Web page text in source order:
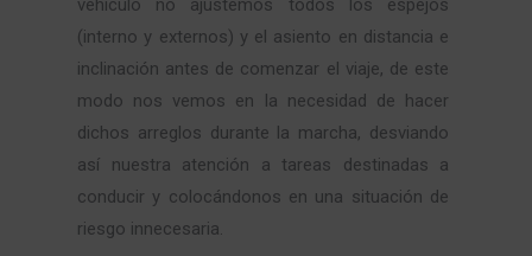
vehículo no ajustemos todos los espejos
(interno y externos) y el asiento en distancia e
inclinación antes de comenzar el viaje, de este
modo nos vemos en la necesidad de hacer
dichos arreglos durante la marcha, desviando
así nuestra atención a tareas destinadas a
conducir y colocándonos en una situación de
riesgo innecesaria.